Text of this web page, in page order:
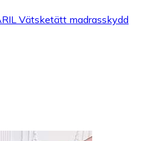
Vätsketätt madrasskydd